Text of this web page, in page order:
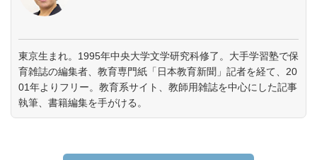
東京生まれ。1995年中央大学文学研究科修了。大手学習塾で保
育雑誌の編集者、教育専門紙「日本教育新聞」記者を経て、20
01年よりフリー。教育系サイト、教師用雑誌を中心にした記事
執筆、書籍編集を手がける。